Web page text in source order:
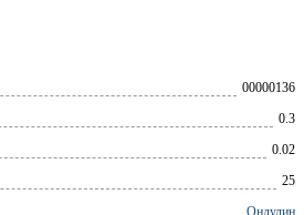
00000136
0.3
0.02
25
Ондулин